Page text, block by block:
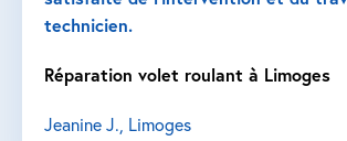
technicien.
Réparation volet roulant à Limoges
Jeanine J., Limoges